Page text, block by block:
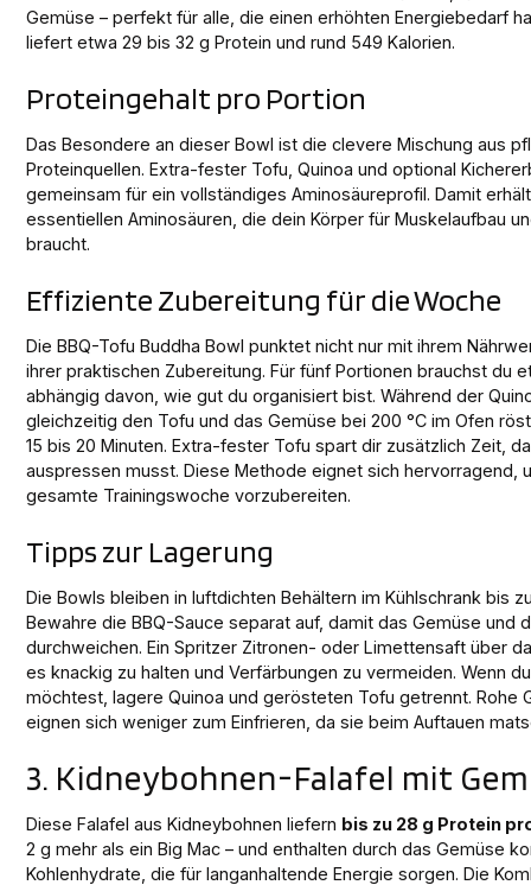
Gemüse – perfekt für alle, die einen erhöhten Energiebedarf
liefert etwa 29 bis 32 g Protein und rund 549 Kalorien.
Proteingehalt pro Portion
Das Besondere an dieser Bowl ist die clevere Mischung aus
Proteinquellen. Extra-fester Tofu, Quinoa und optional
gemeinsam für ein vollständiges Aminosäureprofil. Damit
essentiellen Aminosäuren, die dein Körper für Muskelaufbau
braucht.
Effiziente Zubereitung für die Woche
Die BBQ-Tofu Buddha Bowl punktet nicht nur mit ihrem
ihrer praktischen Zubereitung. Für fünf Portionen brauchst du
abhängig davon, wie gut du organisiert bist. Während der
gleichzeitig den Tofu und das Gemüse bei 200 °C im Ofen
15 bis 20 Minuten. Extra-fester Tofu spart dir zusätzlich Zeit,
auspressen musst. Diese Methode eignet sich hervorragend,
gesamte Trainingswoche vorzubereiten.
Tipps zur Lagerung
Die Bowls bleiben in luftdichten Behältern im Kühlschrank bis
Bewahre die BBQ-Sauce separat auf, damit das Gemüse und
durchweichen. Ein Spritzer Zitronen- oder Limettensaft über
es knackig zu halten und Verfärbungen zu vermeiden. Wenn
möchtest, lagere Quinoa und gerösteten Tofu getrennt. Rohe
eignen sich weniger zum Einfrieren, da sie beim Auftauen
3. Kidneybohnen-Falafel mit
Diese Falafel aus Kidneybohnen liefern bis zu 28 g Protein
2 g mehr als ein Big Mac – und enthalten durch das Gemüse
Kohlenhydrate, die für langanhaltende Energie sorgen. Die